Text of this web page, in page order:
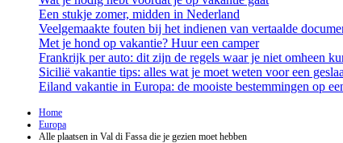
Een stukje zomer, midden in Nederland
Veelgemaakte fouten bij het indienen van vertaalde
Met je hond op vakantie? Huur een camper
Frankrijk per auto: dit zijn de regels waar je niet omheen
Sicilië vakantie tips: alles wat je moet weten voor een
Eiland vakantie in Europa: de mooiste bestemmingen op
Home
Europa
Alle plaatsen in Val di Fassa die je gezien moet hebben